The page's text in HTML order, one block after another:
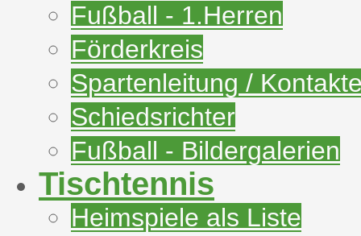
Fußball - 1.Herren
Förderkreis
Spartenleitung /
Schiedsrichter
Fußball - Bildergalerien
Tischtennis
Heimspiele als Liste